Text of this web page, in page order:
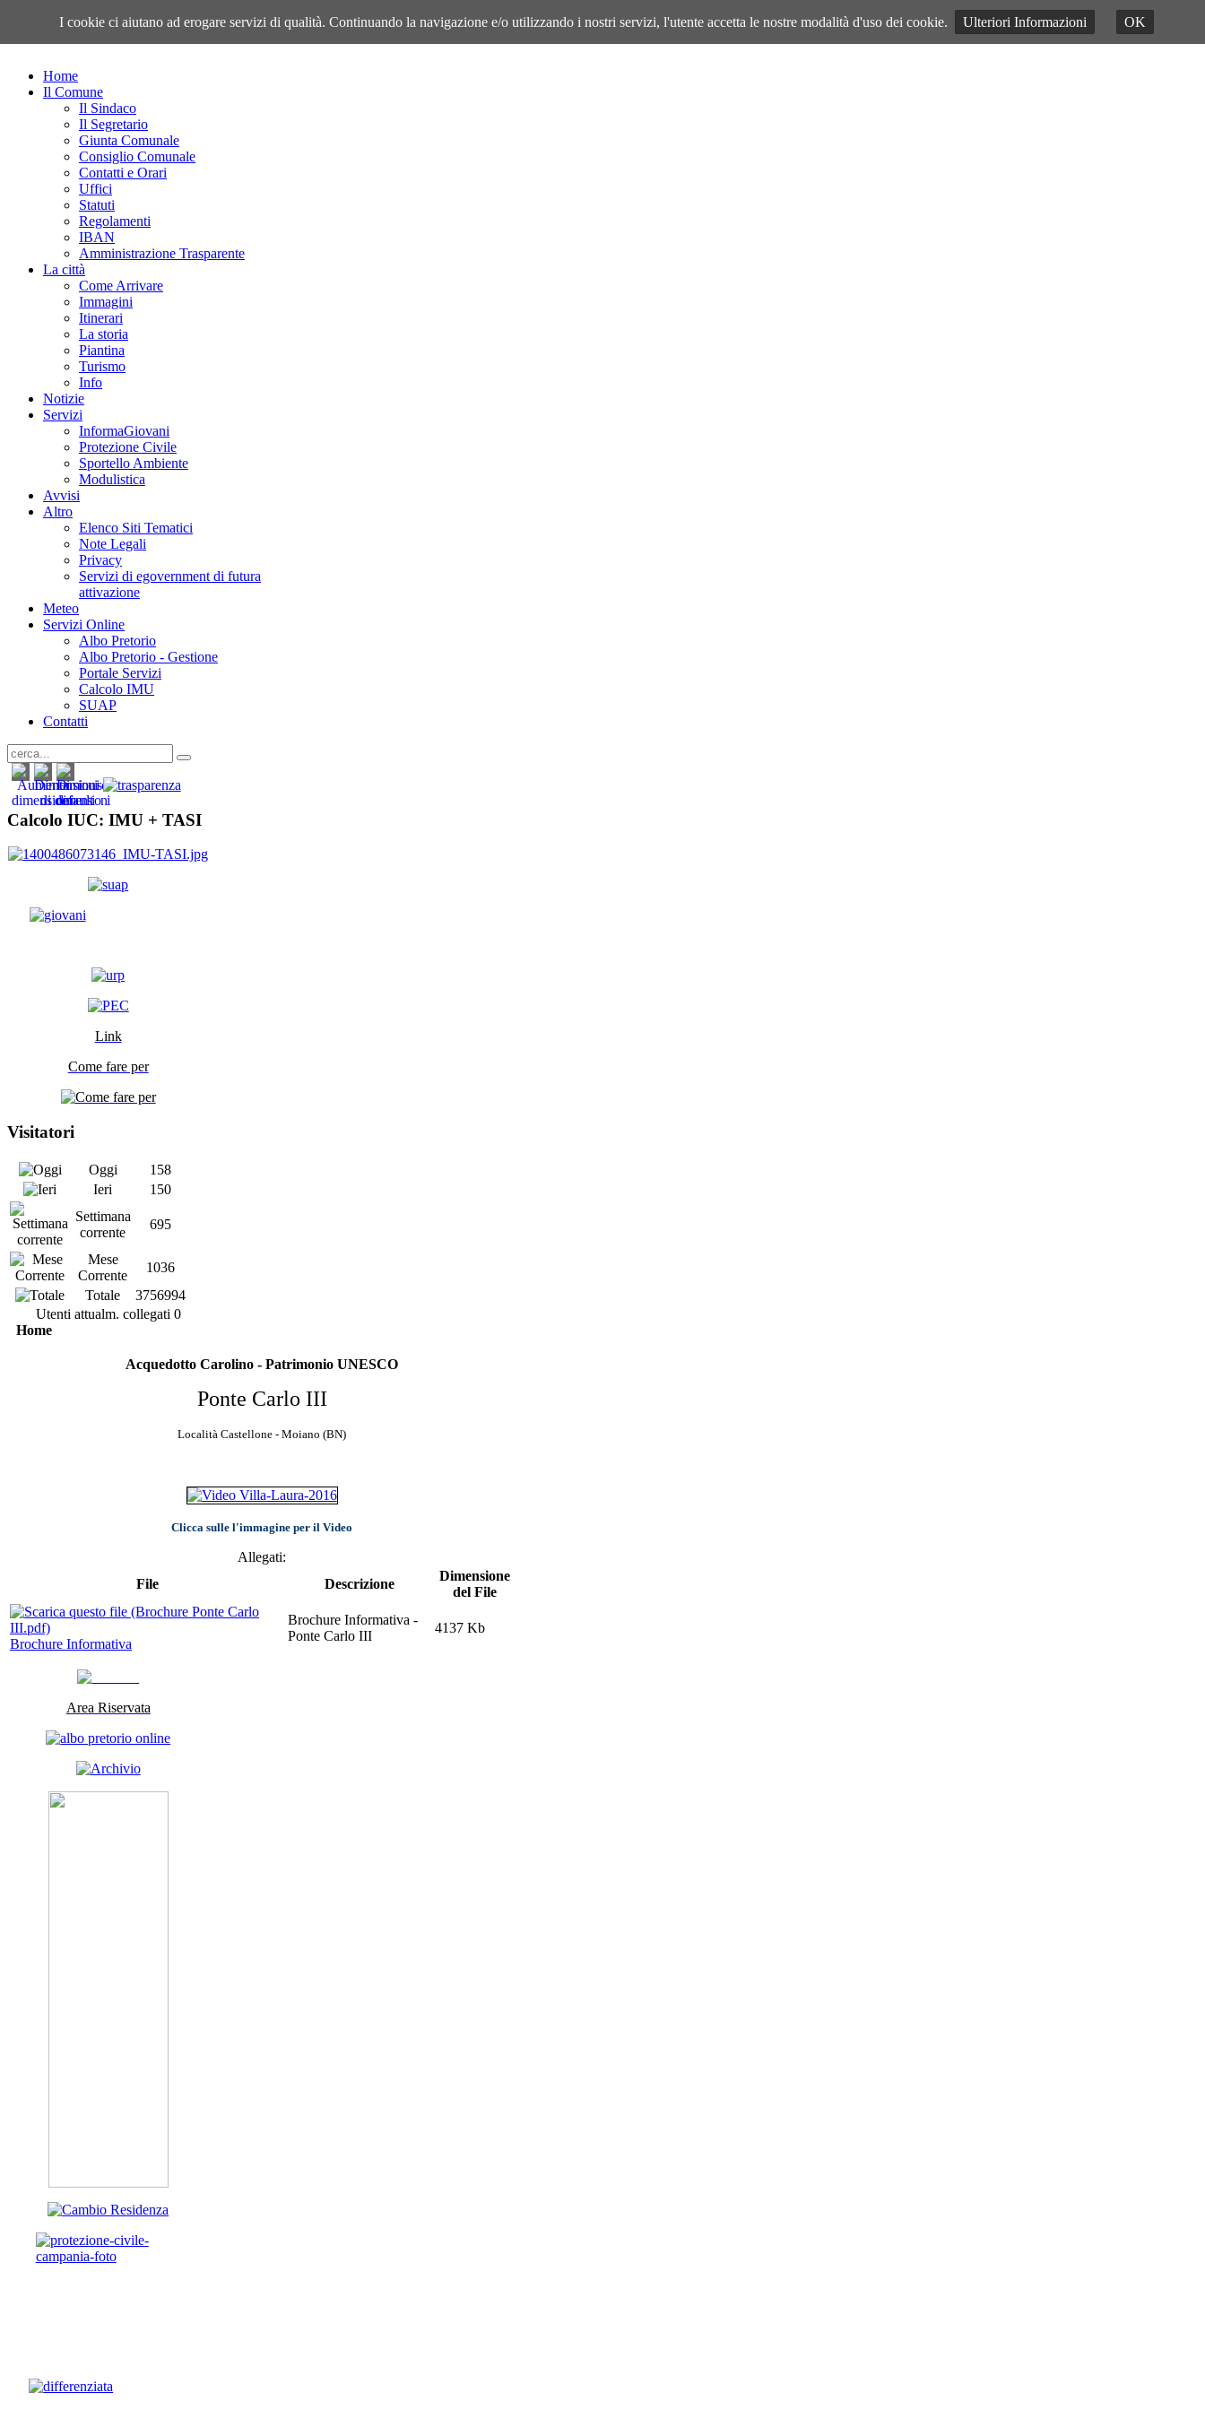
Giovedì, 06 Agosto 2026
Home
Il Comune
Il Sindaco
Il Segretario
Giunta Comunale
Consiglio Comunale
Contatti e Orari
Uffici
Statuti
Regolamenti
IBAN
Amministrazione Trasparente
La città
Come Arrivare
Immagini
Itinerari
La storia
Piantina
Turismo
Info
Notizie
Servizi
InformaGiovani
Protezione Civile
Sportello Ambiente
Modulistica
Avvisi
Altro
Elenco Siti Tematici
Note Legali
Privacy
Servizi di egovernment di futura
attivazione
Meteo
Servizi Online
Albo Pretorio
Albo Pretorio - Gestione
Portale Servizi
Calcolo IMU
SUAP
Contatti
Calcolo IUC: IMU + TASI
Link
Come fare per
Visitatori
Oggi
158
Ieri
150
Settimana
corrente
695
Mese
Corrente
1036
Totale
3756994
Utenti attualm. collegati 0
Home
Acquedotto Carolino - Patrimonio UNESCO
Ponte Carlo III
Località Castellone - Moiano (BN)
Clicca sulle l'immagine per il Video
Allegati:
File
Descrizione
Dimensione
del File
Brochure Informativa
Brochure Informativa -
Ponte Carlo III
4137 Kb
Area Riservata
I cookie ci aiutano ad erogare servizi di qualità. Continuando la navigazione e/o utilizzando i nostri servizi, l'utente accetta le nostre modalità d'uso dei cookie. Ulteriori Informazioni OK